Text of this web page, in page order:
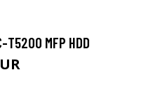
T5200 MFP HDD